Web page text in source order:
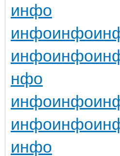
инфо
инфоинфо
инфоинфо
нфо
инфоинфо
инфоинфо
инфо